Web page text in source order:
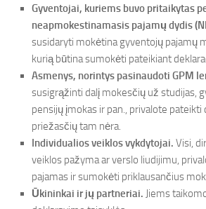
Gyventojai, kuriems buvo pritaikytas
neapmokestinamasis pajamų dydis
susidaryti mokėtina gyventojų pajamų
kurią būtina sumokėti pateikiant
Asmenys, norintys pasinaudoti GPM
susigrąžinti dalį mokesčių už studijas,
pensijų įmokas ir pan., privalote pateikti
priežasčių tam nėra.
Individualios veiklos vykdytojai. Visi,
veiklos pažyma ar verslo liudijimu,
pajamas ir sumokėti priklausančius
Ūkininkai ir jų partneriai. Jiems